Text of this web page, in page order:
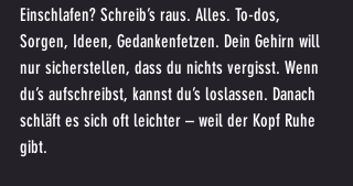
Einschlafen? Schreib’s raus. Alles. To-dos,
Sorgen, Ideen, Gedankenfetzen. Dein Gehirn will
nur sicherstellen, dass du nichts vergisst. Wenn
du’s aufschreibst, kannst du’s loslassen. Danach
schläft es sich oft leichter – weil der Kopf Ruhe
gibt.